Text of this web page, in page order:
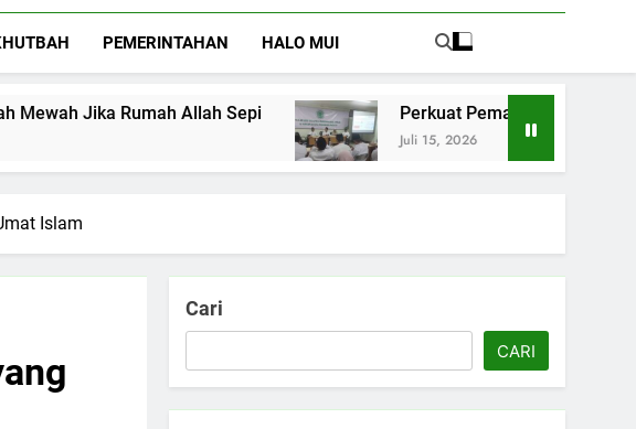
PEMERINTAHAN HALO MUI
Allah Sepi Perkuat Pemahaman Tentang Jaminan
Juli 15, 2026
Islam
Cari
CARI